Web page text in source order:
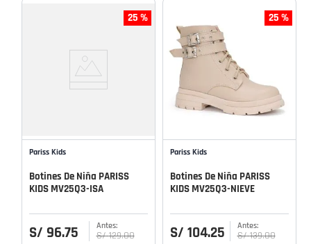
25 %
Pariss Kids
Botines De Niña PARISS
KIDS MV25Q3-ISA
S/ 96.75 S/ 129.00
25 %
Pariss Kids
Botines De Niña PARISS
KIDS MV25Q3-NIEVE
S/ 104.25 S/ 139.00